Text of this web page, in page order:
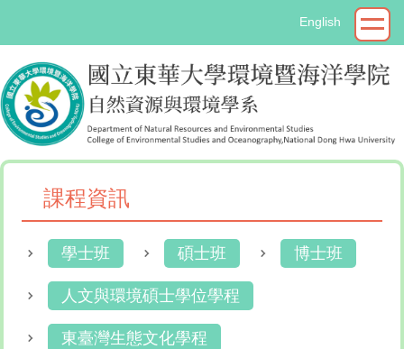
要
內
容
區
English
課程資訊
學士班 碩士班 博士班
人文與環境碩士學位學程
東臺灣生態文化學程